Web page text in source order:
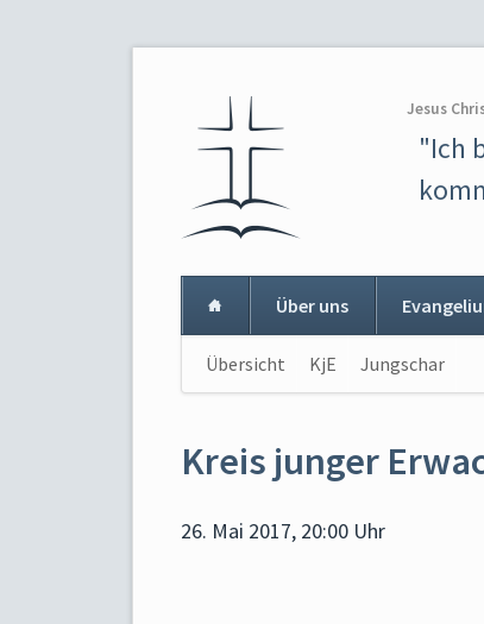
Jesus
"Ich
Über uns
Navigation
Übersicht KjE Jungschar
Kreis junger
26. Mai 2017, 20:00 Uhr